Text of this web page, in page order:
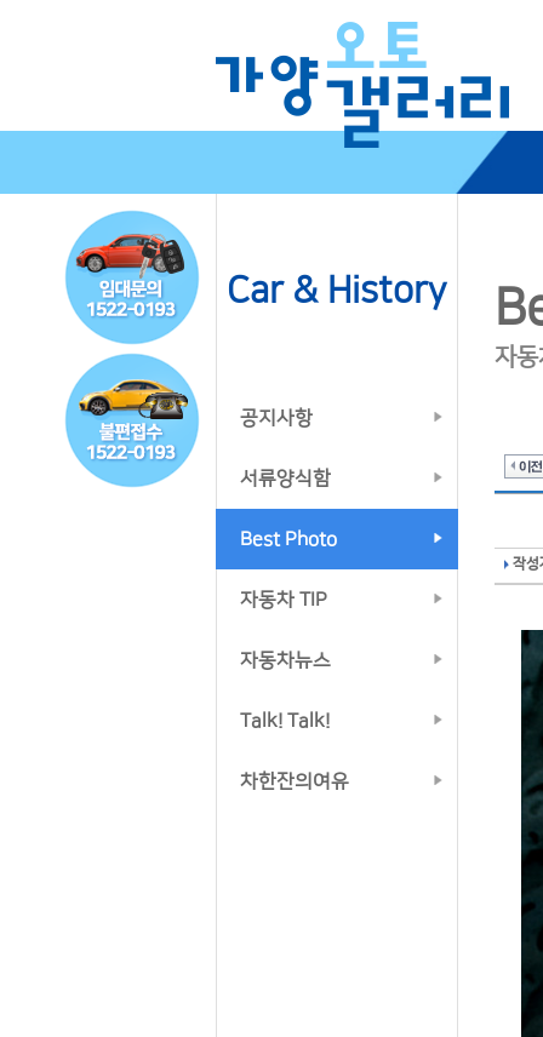
Car & History
공지사항
서류양식함
Best Photo
자동차 TIP
자동차뉴스
Talk! Talk!
차한잔의여유
자
작성